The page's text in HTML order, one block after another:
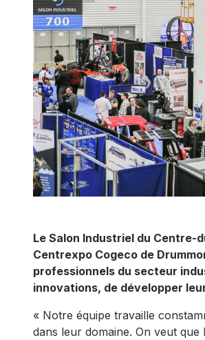
Le Salon Industriel du Centre-
Centrexpo Cogeco de
professionnels du secteur
innovations, de développer
« Notre équipe travaille
dans leur domaine. On veut